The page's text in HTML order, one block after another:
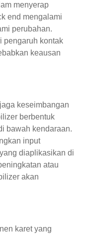
menyerap
end mengalami
perubahan.
pengaruh kontak
keausan
keseimbangan
berbentuk
bawah kendaraan.
input
diaplikasikan di
atau
akan
karet yang